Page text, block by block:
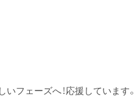
フェーズへ！応援しています。